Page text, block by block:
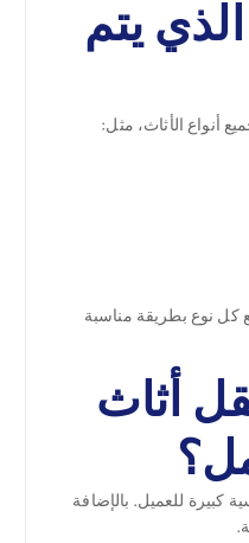
يتم
أنواع الأثاث، مثل:
كل نوع بطريقة مناسبة
أثاث
كبيرة للعميل. بالإضافة